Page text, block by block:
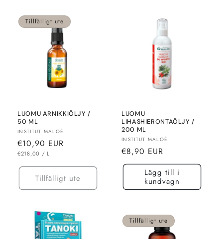
Tillfälligt ute
LUOMU ARNIKKIÖLJY /
50 ML
Säljare:
INSTITUT MALOÉ
Normalt
pris
€10,90 EUR
ENHETSPRIS
€218,00 / MOT
L
Tillfälligt ute
LUOMU
LIHASHIERONTAÖLJY /
200 ML
Säljare:
INSTITUT MALOÉ
Normalt
pris
€8,90 EUR
Lägg till i
kundvagn
Tillfälligt ute